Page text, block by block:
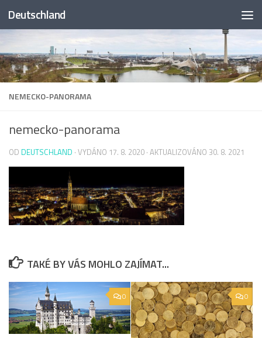
Skip to content
Deutschland
NEMECKO-PANORAMA
nemecko-panorama
OD DEUTSCHLAND · VYDÁNO 17. 8. 2020 · AKTUALIZOVÁNO 30. 8. 2021
TAKÉ BY VÁS MOHLO ZAJÍMAT...
0 0